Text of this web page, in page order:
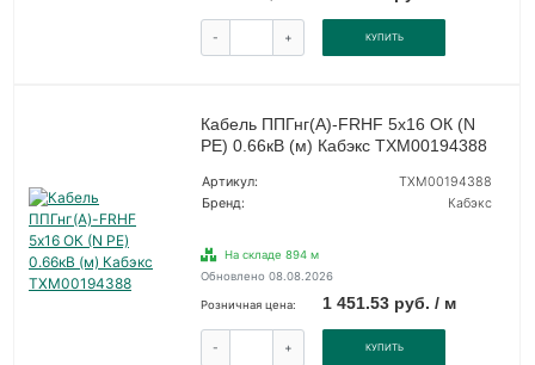
- + КУПИТЬ
Кабель ППГнг(А)-FRHF 5х16 ОК (N
PE) 0.66кВ (м) Кабэкс ТХМ00194388
Артикул:
ТХМ00194388
Бренд:
Кабэкс
На складе 894 м
Обновлено 08.08.2026
Розничная цена: 1 451.53 руб. / м
- + КУПИТЬ